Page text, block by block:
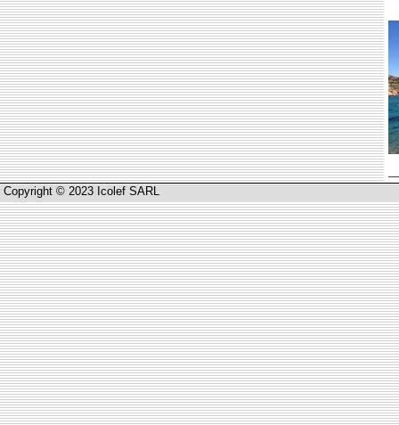
Copyright © 2023 Icolef SARL